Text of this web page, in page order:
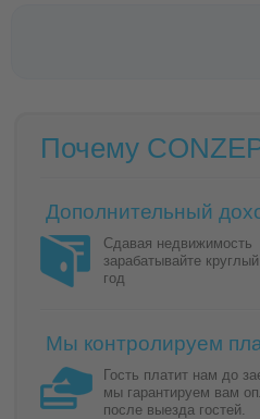
Почему
Дополнительный
Сдавая недвижимость
зарабатывайте круглый
год
Мы контролируем
Гость платит нам до
мы гарантируем вам
после выезда гостей.